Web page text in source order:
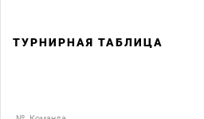
ТУРНИРНАЯ ТАБЛИЦА